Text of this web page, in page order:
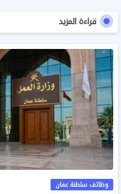
قراءة المزيد
وظائف سلطنة عمان